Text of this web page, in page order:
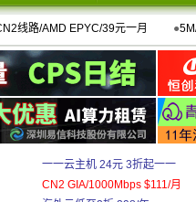
线路/AMD EPYC/39元一月 ●
一一云主机 24元 3折起一一
CN2 GIA/1000Mbps $111/月